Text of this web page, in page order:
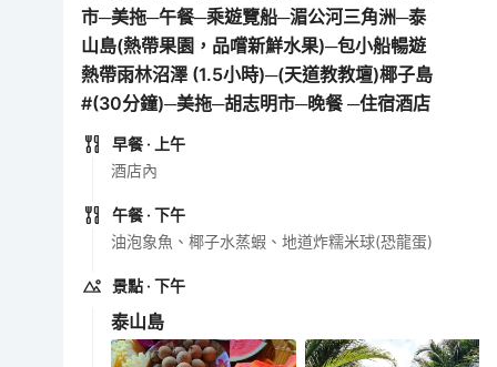
市─美拖─午餐─乘遊覽船─湄公河三角洲─泰
山島(熱帶果園，品嚐新鮮水果)─包小船暢遊
熱帶雨林沼澤 (1.5小時)─(天道教教壇)椰子島
#(30分鐘)─美拖─胡志明市─晚餐 ─住宿酒店
早餐 · 上午
酒店內
午餐 · 下午
油泡象魚、椰子水蒸蝦、地道炸糯米球(恐龍蛋)
景點 · 下午
泰山島